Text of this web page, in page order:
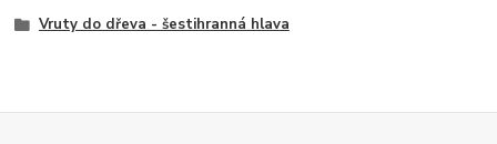
Vruty do dřeva - šestihranná hlava